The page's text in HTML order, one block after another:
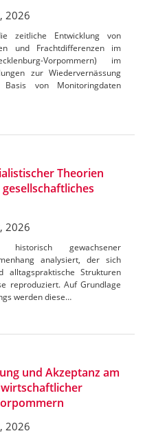
2026
zeitliche Entwicklung von
und Frachtdifferenzen im
Vorpommern) im
zur Wiedervernässung
von Monitoringdaten
Theorien
2026
gewachsener
analysiert, der sich
alltagspraktische Strukturen
reproduziert. Auf Grundlage
werden diese…
und Akzeptanz am
2026